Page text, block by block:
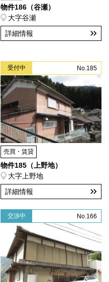
物件186（谷瀬）
大字谷瀬
詳細情報
受付中 No.185
売買・賃貸
物件185（上野地）
大字上野地
詳細情報
交渉中 No.166